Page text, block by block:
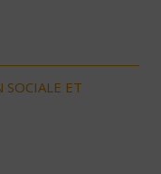
SOCIALE ET